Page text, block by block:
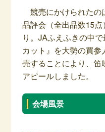
競売にかけられたの
品評会（全出品数15
り。JAふえふきの中
カット』を大勢の買
売することにより、
アピールしました。
会場風景